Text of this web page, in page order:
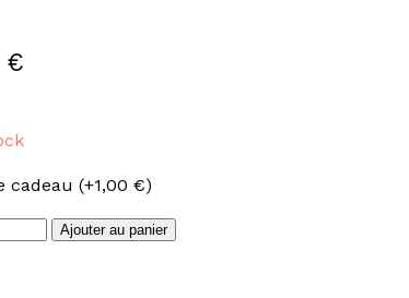
€
cadeau (+1,00 €)
Ajouter au panier